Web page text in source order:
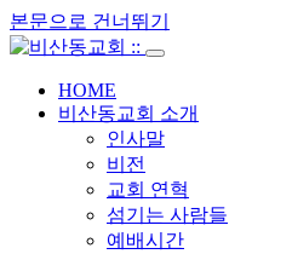
본문으로 건너뛰기
HOME
비산동교회 소개
인사말
비전
교회 연혁
섬기는 사람들
예배시간